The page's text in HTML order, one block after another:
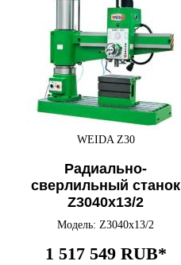
WEIDA Z30
Радиально-
сверлильный станок
Z3040x13/2
Модель: Z3040x13/2
1 517 549 RUB*